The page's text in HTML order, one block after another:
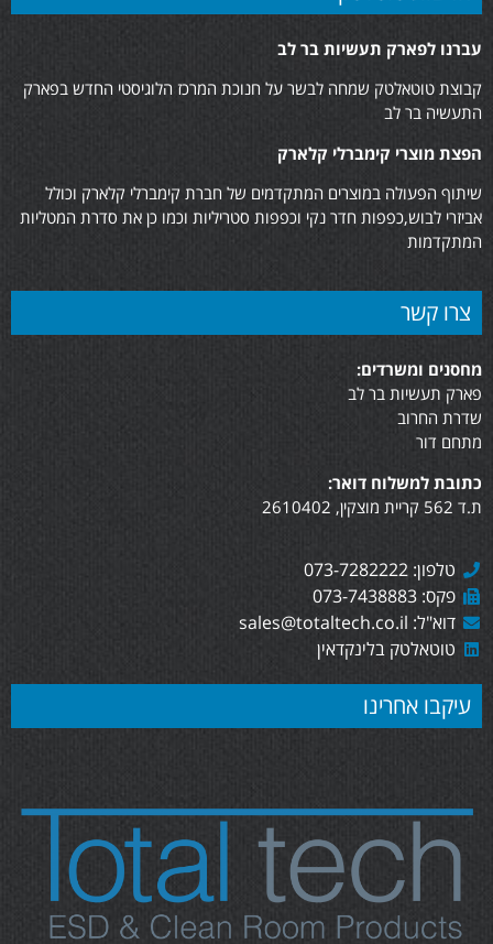
עברנו לפארק תעשיות בר לב
קבוצת טוטאלטק שמחה לבשר על חנוכת המרכז הלוגיסטי החדש בפארק
התעשיה בר לב
הפצת מוצרי קימברלי קלארק
שיתוף הפעולה במוצרים המתקדמים של חברת קימברלי קלארק וכולל
אביזרי לבוש,כפפות חדר נקי וכפפות סטריליות וכמו כן את סדרת המטליות
המתקדמות
צרו קשר
מחסנים ומשרדים:
פארק תעשיות בר לב
שדרת החרוב
מתחם דור
כתובת למשלוח דואר:
ת.ד 562 קריית מוצקין, 2610402
טלפון: 073-7282222
פקס: 073-7438883
דוא"ל: sales@totaltech.co.il
טוטאלטק בלינקדאין
עיקבו אחרינו